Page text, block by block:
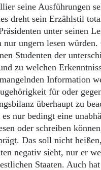
seine Ausführungen
dreht sein Erzählstil
unter seinen
nur ungern lesen
Studenten der
zu welchen
Information
für oder
überhaupt zu
nur bedingt eine
oder schreiben
Das soll nicht
negativ sieht, nur er
Staaten. Auch